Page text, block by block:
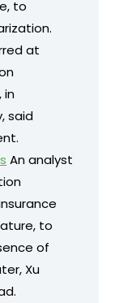
to
at
in
said
An analyst
to
of
Xu